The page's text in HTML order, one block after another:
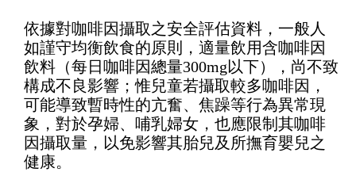
依據對咖啡因攝取之安全評估資料，一般人
如謹守均衡飲食的原則，適量飲用含咖啡因
飲料（每日咖啡因總量300mg以下），尚不致
構成不良影響；惟兒童若攝取較多咖啡因，
可能導致暫時性的亢奮、焦躁等行為異常現
象，對於孕婦、哺乳婦女，也應限制其咖啡
因攝取量，以免影響其胎兒及所撫育嬰兒之
健康。